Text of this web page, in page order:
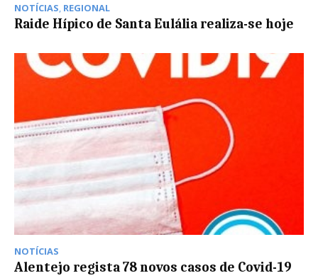
NOTÍCIAS, REGIONAL
Raide Hípico de Santa Eulália realiza-se hoje
NOTÍCIAS
Alentejo regista 78 novos casos de Covid-19